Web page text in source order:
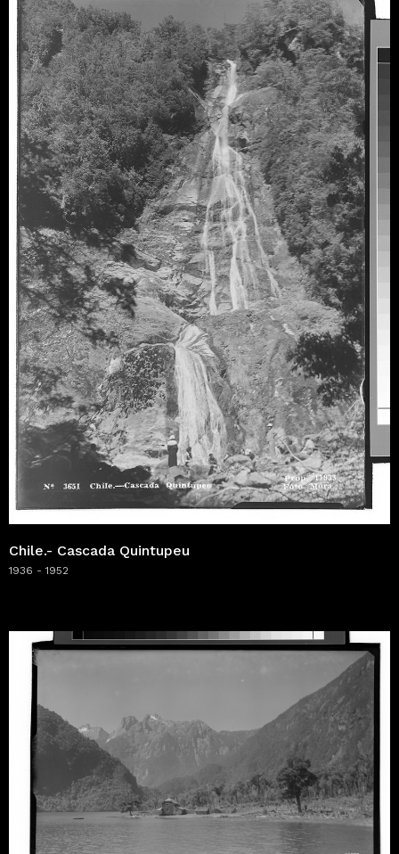
Chile.- Cascada Quintupeu
1936 - 1952